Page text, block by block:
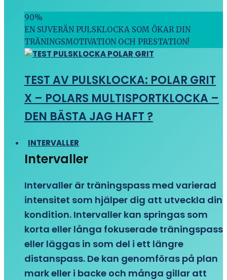
90%
EN SUVERÄN PULSKLOCKA SOM ÖKAR DIN
TRÄNINGSMOTIVATION OCH PRESTATION!
TEST AV PULSKLOCKA: POLAR GRIT
X – POLARS MULTISPORTKLOCKA –
DEN BÄSTA JAG HAFT ?
INTERVALLER
Intervaller
Intervaller är träningspass med varierad
intensitet som hjälper dig att utveckla din
kondition. Intervaller kan springas som
korta eller långa fokuserade träningspass
eller läggas in som del i ett längre
distanspass. De kan genomföras på plan
mark eller i backe och många gillar att